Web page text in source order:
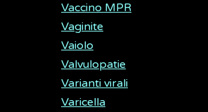
Vaccino MPR
Vaginite
Vaiolo
Valvulopatie
Varianti virali
Varicella